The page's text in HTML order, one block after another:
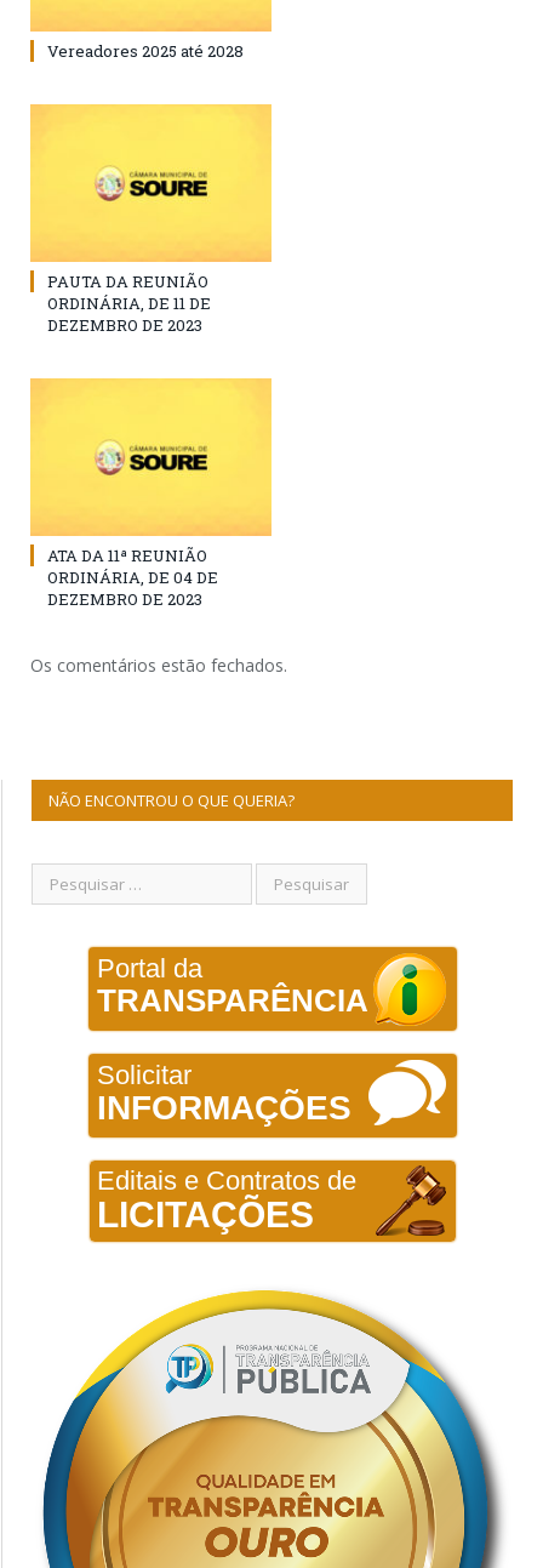
Vereadores 2025 até 2028
PAUTA DA REUNIÃO
ORDINÁRIA, DE 11 DE
DEZEMBRO DE 2023
ATA DA 11ª REUNIÃO
ORDINÁRIA, DE 04 DE
DEZEMBRO DE 2023
Os comentários estão fechados.
NÃO ENCONTROU O QUE QUERIA?
Portal da
TRANSPARÊNCIA
Solicitar
INFORMAÇÕES
Editais e Contratos de
LICITAÇÕES